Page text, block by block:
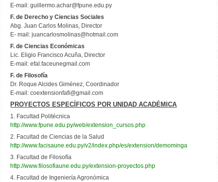
E-mail:guillermo.achar@fpune.edu.py
F. de Derecho y Ciencias Sociales
Abg. Juan Carlos Molinas, Director
E- mail:juancarlosmolinas@hotmail.com
F. de Ciencias Económicas
Lic. Eligio Francisco Acuña, Director
E-mail:efal.faceunegmail.com
F. de Filosofía
Dr. Roque Alcides Giménez, Coordinador
E-mail:coextensionfafi@gmail.com
PROYECTOS ESPECÍFICOS POR UNIDAD ACADÉMICA
1. Facultad Politécnica
http://www.fpune.edu.py/web/extension_cursos.php
2. Facultad de Ciencias de la Salud
http://www.facisaune.edu.py/v2/index.php/es/extension/demominga
3. Facultad de Filosofía
http://www.filosofiaune.edu.py/extension-proyectos.php
4. Facultad de Ingeniería Agronómica